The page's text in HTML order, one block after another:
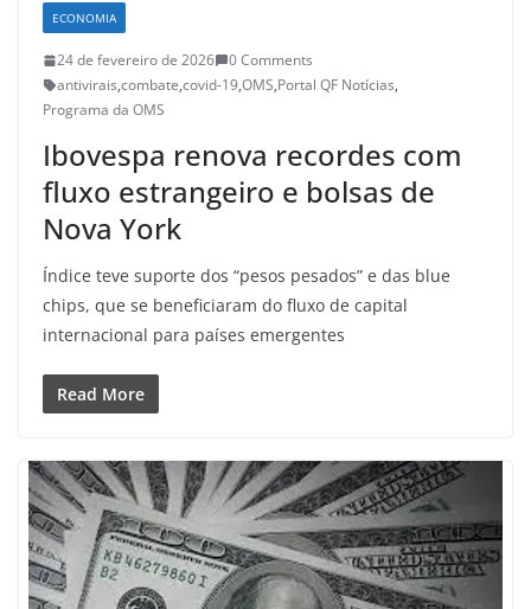
ECONOMIA
24 de fevereiro de 2026
0 Comments
antivirais,combate,covid-19,OMS,Portal QF Notícias,
Programa da OMS
Ibovespa renova recordes com
fluxo estrangeiro e bolsas de
Nova York
Índice teve suporte dos “pesos pesados” e das blue
chips, que se beneficiaram do fluxo de capital
internacional para países emergentes
Read More